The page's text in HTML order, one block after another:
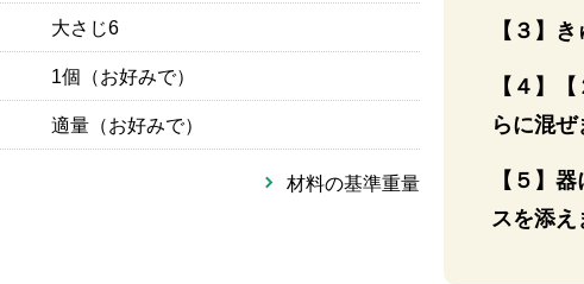
大さじ6
1個（お好みで）
適量（お好みで）
材料の基準重量
【３】
【４】
らに混ぜ
【５】
スを添え